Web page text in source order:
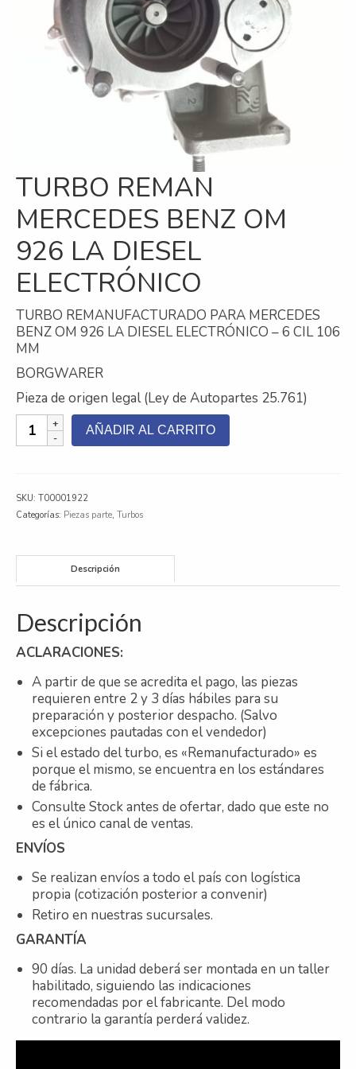
Refrigeración
Servicios
A campo
Comercial y Servicios
Generación
Inyección
Mecanizado
Motores
Reman
Contacto
Nosotros
Galeria
TURBO REMAN
MERCEDES BENZ OM
926 LA DIESEL
ELECTRÓNICO
TURBO REMANUFACTURADO PARA MERCEDES
BENZ OM 926 LA DIESEL ELECTRÓNICO – 6 CIL 106
MM
BORGWARER
Pieza de origen legal (Ley de Autopartes 25.761)
TURBO
REMAN
926
LA
ELECTRÓNICO
AÑADIR AL CARRITO
SKU: T00001922
Categorías: Piezas parte, Turbos
Descripción
Descripción
ACLARACIONES:
A partir de que se acredita el pago, las piezas
requieren entre 2 y 3 días hábiles para su
preparación y posterior despacho. (Salvo
excepciones pautadas con el vendedor)
Si el estado del turbo, es «Remanufacturado» es
porque el mismo, se encuentra en los estándares
de fábrica.
Consulte Stock antes de ofertar, dado que este no
es el único canal de ventas.
ENVÍOS
Se realizan envíos a todo el país con logística
propia (cotización posterior a convenir)
Retiro en nuestras sucursales.
GARANTÍA
90 días. La unidad deberá ser montada en un taller
habilitado, siguiendo las indicaciones
recomendadas por el fabricante. Del modo
contrario la garantía perderá validez.